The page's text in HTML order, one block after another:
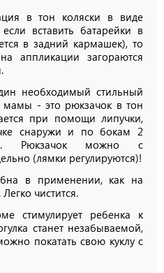
в тон коляски в виде
вставить батарейки в
в задний кармашек), то
аппликации загораются
необходимый стильный
мамы - это рюкзачок в тон
при помощи липучки,
снаружи и по бокам 2
Рюкзачок можно с
(лямки регулируются)!
в применении, как на
чистится.
стимулирует ребенка к
станет незабываемой,
покатать свою куклу с